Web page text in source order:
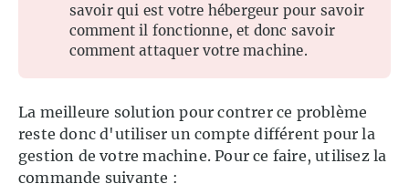
savoir qui est votre hébergeur pour savoir
comment il fonctionne, et donc savoir
comment attaquer votre machine.
La meilleure solution pour contrer ce problème
reste donc d'utiliser un compte différent pour la
gestion de votre machine. Pour ce faire, utilisez la
commande suivante :